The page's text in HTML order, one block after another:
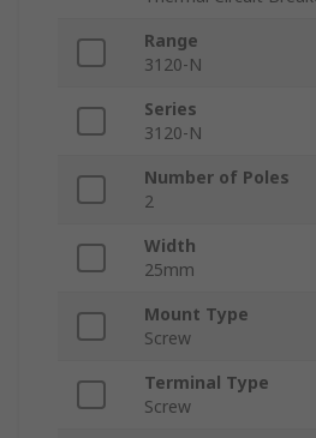
Range
3120-N
Series
3120-N
Number of Poles
2
Width
25mm
Mount Type
Screw
Terminal Type
Screw